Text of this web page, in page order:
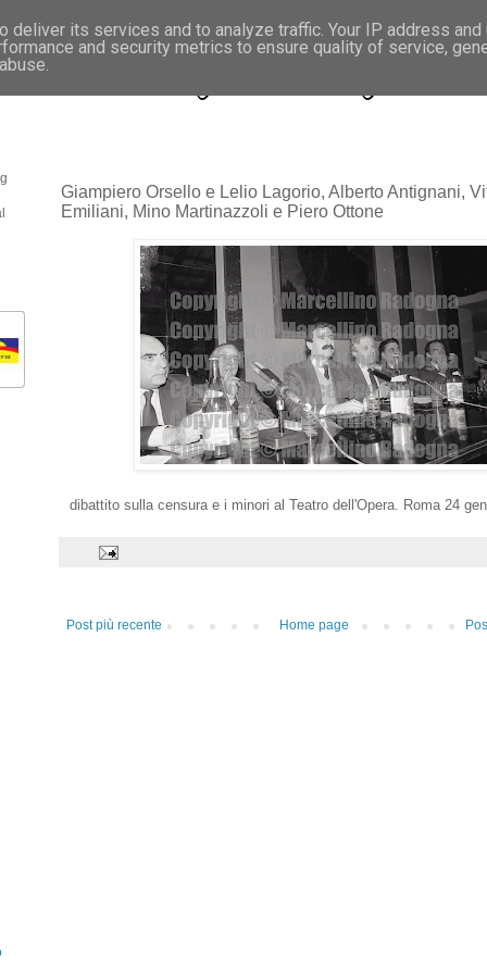
Fotonotizie per la stampa
Giampiero Orsello e Lelio Lagorio, Alberto Antignani,
Emiliani, Mino Martinazzoli e Piero Ottone
dibattito sulla censura e i minori al Teatro dell'Opera. Roma 24
Post più recente Home page
its services and to analyze traffic. Your IP address and
and security metrics to ensure quality of service,